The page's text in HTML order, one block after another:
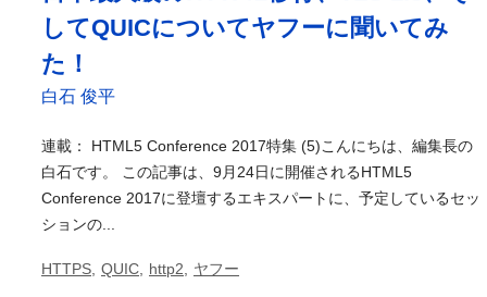
してQUICについてヤフーに聞いてみ
た！
白石 俊平
連載： HTML5 Conference 2017特集 (5)こんにちは、編集長の
白石です。 この記事は、9月24日に開催されるHTML5
Conference 2017に登壇するエキスパートに、予定しているセッ
ションの...
HTTPS QUIC http2 ヤフー